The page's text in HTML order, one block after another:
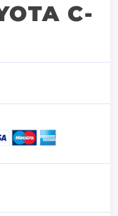
C-